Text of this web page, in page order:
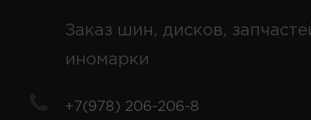
Заказ шин, дисков,
иномарки
+7(978) 206-206-8